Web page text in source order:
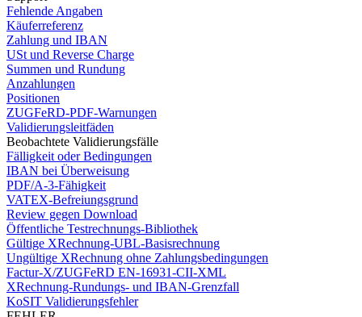
Fehlende Angaben
Käuferreferenz
Zahlung und IBAN
USt und Reverse Charge
Summen und Rundung
Anzahlungen
Positionen
ZUGFeRD-PDF-Warnungen
Validierungsleitfäden
Beobachtete Validierungsfälle
Fälligkeit oder Bedingungen
IBAN bei Überweisung
PDF/A-3-Fähigkeit
VATEX-Befreiungsgrund
Review gegen Download
Öffentliche Testrechnungs-Bibliothek
Gültige XRechnung-UBL-Basisrechnung
Ungültige XRechnung ohne Zahlungsbedingungen
Factur-X/ZUGFeRD EN-16931-CII-XML
XRechnung-Rundungs- und IBAN-Grenzfall
KoSIT Validierungsfehler